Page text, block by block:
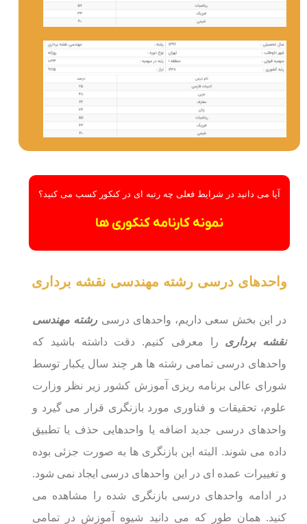
آیا می دانید در شرایط فعلی چه رتبه ای در کنکور کسب می کنید؟
نمونه کارنامه کنکوری ها
واحدهای درسی رشته مهندسی نقشه برداری
در این بخش سعی داریم، واحدهای درسی رشته مهندسی
نقشه برداری را معرفی کنیم. دقت داشته باشید که
واحدهای درسی تمامی رشته ها هر چند سال یکبار توسط
شورای عالی برنامه ریزی آموزش کشور زیر نظر وزارت
علوم، تحقیقات و فناوری مورد بازنگری قرار می گیرد و
واحدهای درسی جدید اضافه یا واحدهایی حذف یا تطبیق
داده می شوند. البته این بازنگری ها به صورت جزئی بوده
و تغییرات عمده ای در این واحدهای درسی ایجاد نمی شود.
در ادامه واحدهای درسی بازنگری شده را مشاهده می
کنید. همان طور که می دانید شیوه آموزش در تمامی